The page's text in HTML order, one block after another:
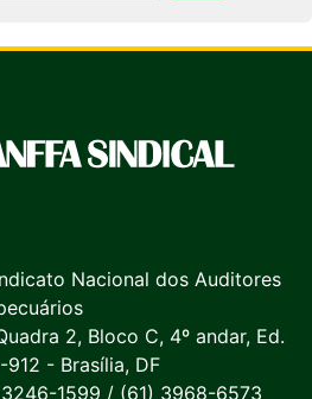
Nacional dos Auditores
2, Bloco C, 4º andar, Ed.
- Brasília, DF
1599 / (61) 3968-6573